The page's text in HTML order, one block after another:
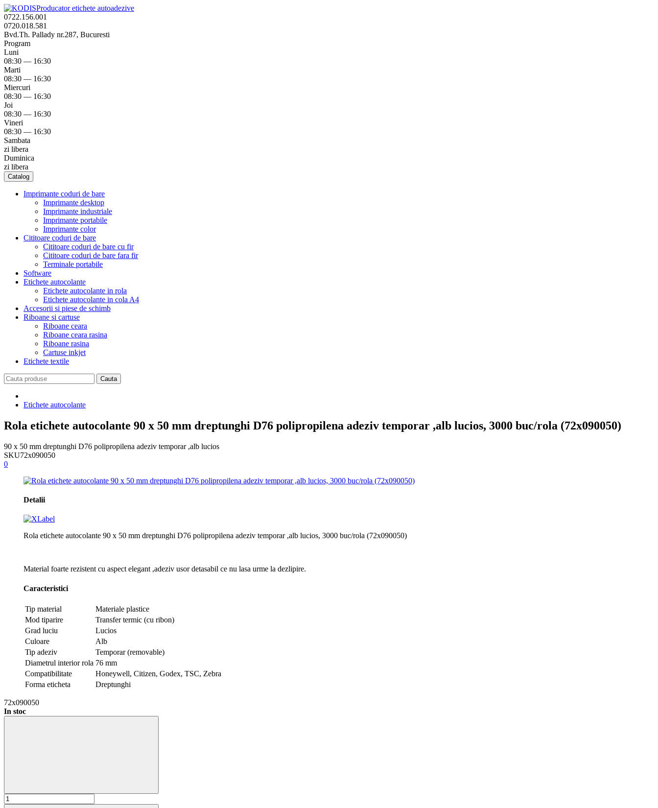
Producator etichete autoadezive
0722.156.001
0720.018.581
Bvd.Th. Pallady nr.287, Bucuresti
Program
Luni
08:30 — 16:30
Marti
08:30 — 16:30
Miercuri
08:30 — 16:30
Joi
08:30 — 16:30
Vineri
08:30 — 16:30
Sambata
zi libera
Duminica
zi libera
Catalog
Imprimante coduri de bare
Imprimante desktop
Imprimante industriale
Imprimante portabile
Imprimante color
Cititoare coduri de bare
Cititoare coduri de bare cu fir
Cititoare coduri de bare fara fir
Terminale portabile
Software
Etichete autocolante
Etichete autocolante in rola
Etichete autocolante in cola A4
Accesorii si piese de schimb
Riboane si cartuse
Riboane ceara
Riboane ceara rasina
Riboane rasina
Cartuse inkjet
Etichete textile
Etichete autocolante
Rola etichete autocolante 90 x 50 mm dreptunghi D76 polipropilena adeziv temporar ,alb lucios, 3000 buc/rola (72x090050)
90 x 50 mm dreptunghi D76 polipropilena adeziv temporar ,alb lucios
SKU72x090050
0
Detalii
Rola etichete autocolante 90 x 50 mm dreptunghi D76 polipropilena adeziv temporar ,alb lucios, 3000 buc/rola (72x090050)
Material foarte rezistent cu aspect elegant ,adeziv usor detasabil ce nu lasa urme la dezlipire.
Caracteristici
Tip material
Materiale plastice
Mod tiparire
Transfer termic (cu ribon)
Grad luciu
Lucios
Culoare
Alb
Tip adeziv
Temporar (removable)
Diametrul interior rola 76 mm
Compatibilitate
Honeywell, Citizen, Godex, TSC, Zebra
Forma eticheta
Dreptunghi
72x090050
In stoc